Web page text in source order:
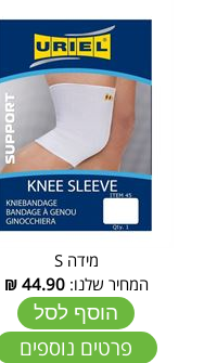
מידה S
המחיר שלנו:44.90
₪
הוסף לסל
פרטים נוספים